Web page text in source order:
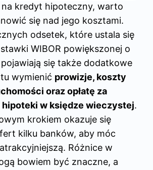
na kredyt hipoteczny, warto
się nad jego kosztami.
odsetek, które ustala się
WIBOR powiększonej o
się także dodatkowe
wymienić prowizje, koszty
oraz opłatę za
w księdze wieczystej.
krokiem okazuje się
kilku banków, aby móc
Różnice w
bowiem być znaczne, a